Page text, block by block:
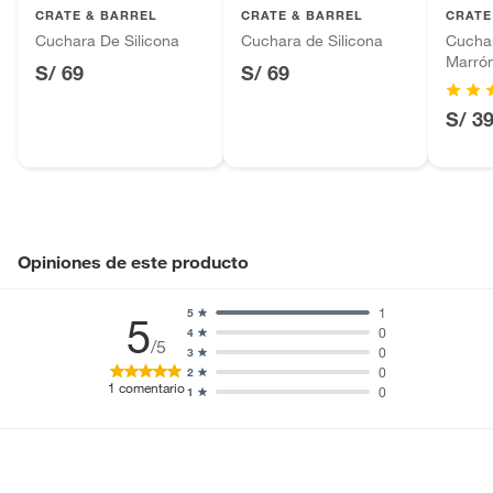
Baterías de auto.
Motocicletas y bicicletas motorizadas.
Licores y cigarros electrónicos.
CRATE & BARREL
Cuchara De Silicona
S/ 69
CRATE & BARREL
Cuchara de Silicona
S/ 69
S/
Opiniones de este producto
5/5
1 comentario1 0
2 0
3 0
4 0
5 1